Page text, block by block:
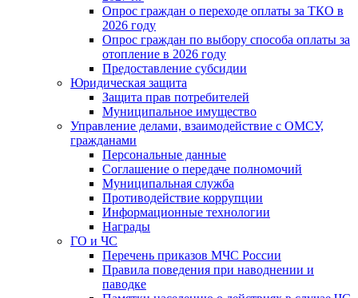
Опрос граждан о переходе оплаты за ТКО в
2026 году
Опрос граждан по выбору способа оплаты за
отопление в 2026 году
Предоставление субсидии
Юридическая защита
Защита прав потребителей
Муниципальное имущество
Управление делами, взаимодействие с ОМСУ,
гражданами
Персональные данные
Соглашение о передаче полномочий
Муниципальная служба
Противодействие коррупции
Информационные технологии
Награды
ГО и ЧС
Перечень приказов МЧС России
Правила поведения при наводнении и
паводке